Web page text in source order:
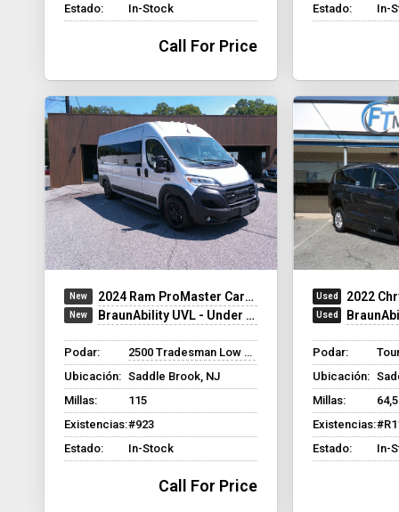
Estado:
In-Stock
Call For Price
Estado:
In-
2024 Ram ProMaster Cargo Van
BraunAbility UVL - Under Vehicle Lift
Podar:
2500 Tradesman Low Roof
Ubicación: Saddle Brook, NJ
Millas:
115
Existencias:#923
Estado:
In-Stock
Call For Price
2022
Podar:
Ubicación:
Millas:
Existencias:
Estado:
In-